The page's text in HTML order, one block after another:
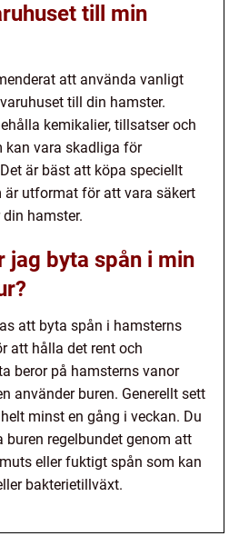
till min
att använda vanligt
till din hamster.
kemikalier, tillsatser och
kan vara skadliga för
är bäst att köpa speciellt
är utformat för att vara säkert
hamster.
jag byta spån i min
att byta spån i hamsterns
att hålla det rent och
beror på hamsterns vanor
använder buren. Generellt sett
minst en gång i veckan. Du
buren regelbundet genom att
eller fuktigt spån som kan
bakterietillväxt.